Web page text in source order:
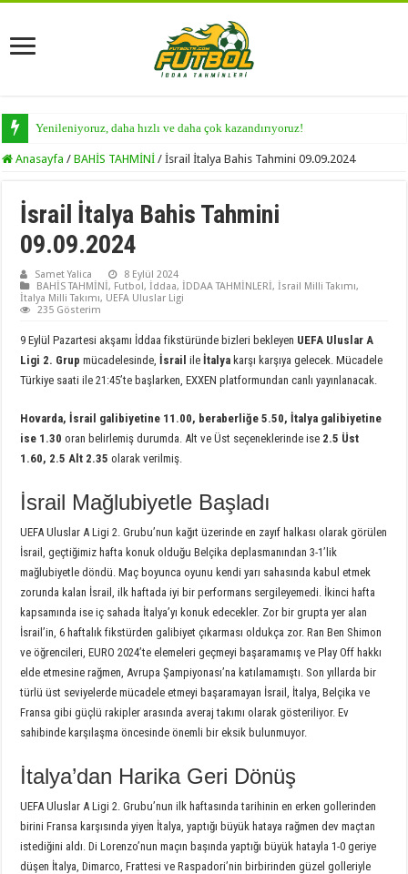
Yenileniyoruz, daha hızlı ve daha çok kazandırıyoruz!
Anasayfa / BAHİS TAHMİNİ / İsrail İtalya Bahis Tahmini 09.09.2024
İsrail İtalya Bahis Tahmini
09.09.2024
Samet Yalica
8 Eylül 2024
BAHİS TAHMİNİ, Futbol,İddaa,İDDAA TAHMİNLERİ,İsrail Milli Takımı,
İtalya Milli Takımı, UEFA Uluslar Ligi
235 Gösterim
9 Eylül Pazartesi akşamı İddaa fikstüründe bizleri bekleyen UEFA Uluslar A
Ligi 2. Grup mücadelesinde,İsrail ileİtalya karşı karşıya gelecek. Mücadele
Türkiye saati ile 21:45’te başlarken, EXXEN platformundan canlı yayınlanacak.
Hovarda, İsrail galibiyetine 11.00, beraberliğe 5.50, İtalya galibiyetine
ise 1.30 oran belirlemiş durumda. Alt ve Üst seçeneklerinde ise 2.5 Üst
1.60, 2.5 Alt 2.35 olarak verilmiş.
İsrail Mağlubiyetle Başladı
UEFA Uluslar A Ligi 2. Grubu’nun kağıt üzerinde en zayıf halkası olarak görülen
İsrail, geçtiğimiz hafta konuk olduğu Belçika deplasmanından 3-1’lik
mağlubiyetle döndü. Maç boyunca oyunu kendi yarı sahasında kabul etmek
zorunda kalan İsrail, ilk haftada iyi bir performans sergileyemedi. İkinci hafta
kapsamında ise iç sahada İtalya’yı konuk edecekler. Zor bir grupta yer alan
İsrail’in, 6 haftalık fikstürden galibiyet çıkarması oldukça zor. Ran Ben Shimon
ve öğrencileri, EURO 2024’te elemeleri geçmeyi başaramamış ve Play Off hakkı
elde etmesine rağmen, Avrupa Şampiyonası’na katılamamıştı. Son yıllarda bir
türlü üst seviyelerde mücadele etmeyi başaramayan İsrail, İtalya, Belçika ve
Fransa gibi güçlü rakipler arasında averaj takımı olarak gösteriliyor. Ev
sahibinde karşılaşma öncesinde önemli bir eksik bulunmuyor.
İtalya’dan Harika Geri Dönüş
UEFA Uluslar A Ligi 2. Grubu’nun ilk haftasında tarihinin en erken gollerinden
birini Fransa karşısında yiyen İtalya, yaptığı büyük hataya rağmen dev maçtan
istediğini aldı. Di Lorenzo’nun maçın başında yaptığı büyük hatayla 1-0 geriye
düşen İtalya, Dimarco, Frattesi ve Raspadori’nin birbirinden güzel golleriyle